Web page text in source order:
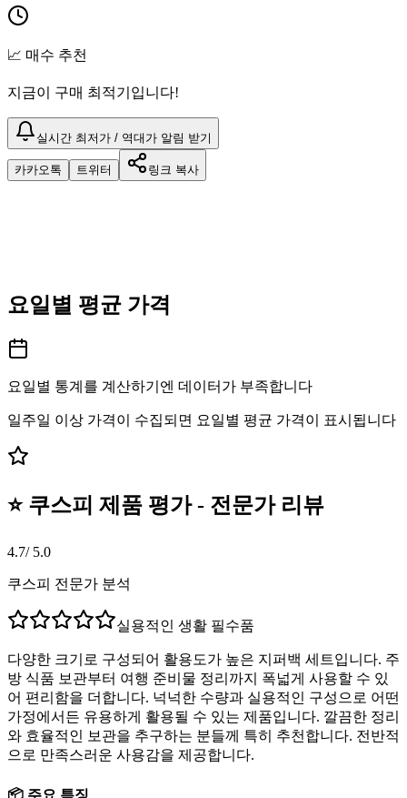
📈 매수 추천
지금이 구매 최적기입니다!
실시간 최저가 / 역대가 알림 받기
카카오톡 트위터 링크 복사
요일별 평균 가격
요일별 통계를 계산하기엔 데이터가 부족합니다
일주일 이상 가격이 수집되면 요일별 평균 가격이 표시됩니다
⭐ 쿠스피 제품 평가 - 전문가 리뷰
4.7/ 5.0
쿠스피 전문가 분석
실용적인 생활 필수품
다양한 크기로 구성되어 활용도가 높은 지퍼백 세트입니다. 주
방 식품 보관부터 여행 준비물 정리까지 폭넓게 사용할 수 있
어 편리함을 더합니다. 넉넉한 수량과 실용적인 구성으로 어떤
가정에서든 유용하게 활용될 수 있는 제품입니다. 깔끔한 정리
와 효율적인 보관을 추구하는 분들께 특히 추천합니다. 전반적
으로 만족스러운 사용감을 제공합니다.
📦 주요 특징